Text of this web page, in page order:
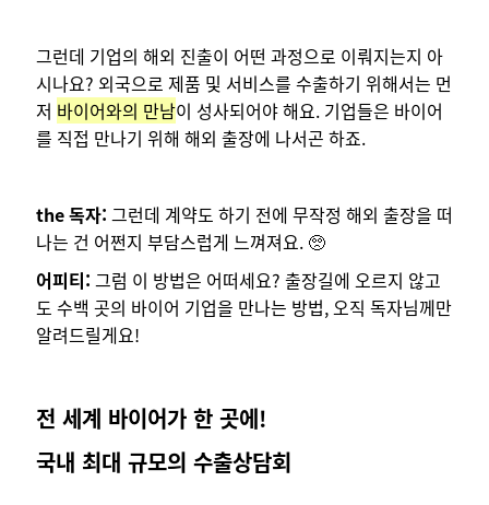
그런데 기업의 해외 진출이 어떤 과정으로 이뤄지는지 아
시나요? 외국으로 제품 및 서비스를 수출하기 위해서는 먼
저 바이어와의 만남이 성사되어야 해요. 기업들은 바이어
를 직접 만나기 위해 해외 출장에 나서곤 하죠.
the 독자: 그런데 계약도 하기 전에 무작정 해외 출장을 떠
나는 건 어쩐지 부담스럽게 느껴져요. 🥺
어피티: 그럼 이 방법은 어떠세요? 출장길에 오르지 않고
도 수백 곳의 바이어 기업을 만나는 방법, 오직 독자님께만
알려드릴게요!
전 세계 바이어가 한 곳에!
국내 최대 규모의 수출상담회